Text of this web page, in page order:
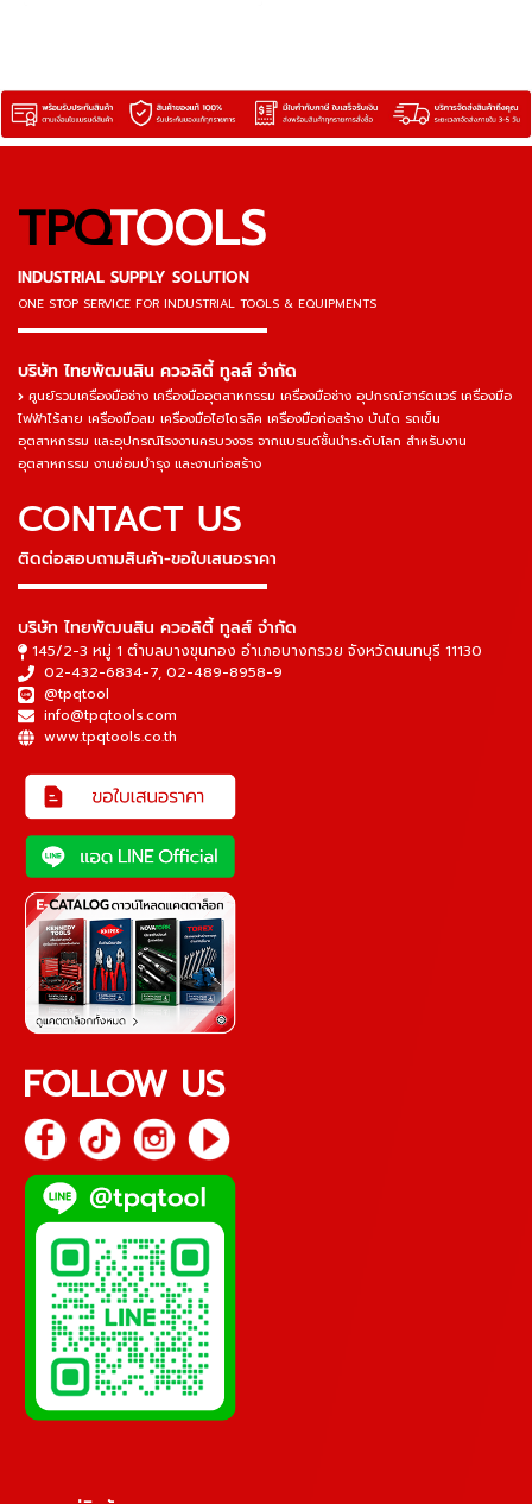
TPQTOOLS
INDUSTRIAL SUPPLY SOLUTION
ONE STOP SERVICE FOR INDUSTRIAL TOOLS & EQUIPMENTS
▬▬▬▬▬▬▬▬▬▬▬▬▬▬▬
บริษัท ไทยพัฒนสิน ควอลิตี้ ทูลส์ จำกัด
ศูนย์รวมเครื่องมือช่าง เครื่องมืออุตสาหกรรม เครื่องมือช่าง อุปกรณ์ฮาร์ดแวร์ เครื่องมือ
ไฟฟ้าไร้สาย เครื่องมือลม เครื่องมือไฮโดรลิค เครื่องมือก่อสร้าง บันได รถเข็น
อุตสาหกรรม และอุปกรณ์โรงงานครบวงจร จากแบรนด์ชั้นนำระดับโลก สำหรับงาน
อุตสาหกรรม งานซ่อมบำรุง และงานก่อสร้าง
CONTACT US
ติดต่อสอบถามสินค้า-ขอใบเสนอราคา
▬▬▬▬▬▬▬▬▬▬▬▬▬▬▬
บริษัท ไทยพัฒนสิน ควอลิตี้ ทูลส์ จำกัด
145/2-3 หมู่ 1 ตำบลบางขุนกอง อำเภอบางกรวย จังหวัดนนทบุรี 11130
02-432-6834-7, 02-489-8958-9
@tpqtool
info@tpqtools.com
www.tpqtools.co.th
FOLLOW US